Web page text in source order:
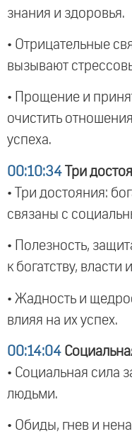
знания и здоровья.
• Отрицательные
вызывают
• Прощение и
очистить
успеха.
00:10:34 Три
• Три достояния:
связаны с
• Полезность,
к богатству, власти
• Жадность и
влияя на их успех.
00:14:04
• Социальная сила
людьми.
• Обиды, гнев и